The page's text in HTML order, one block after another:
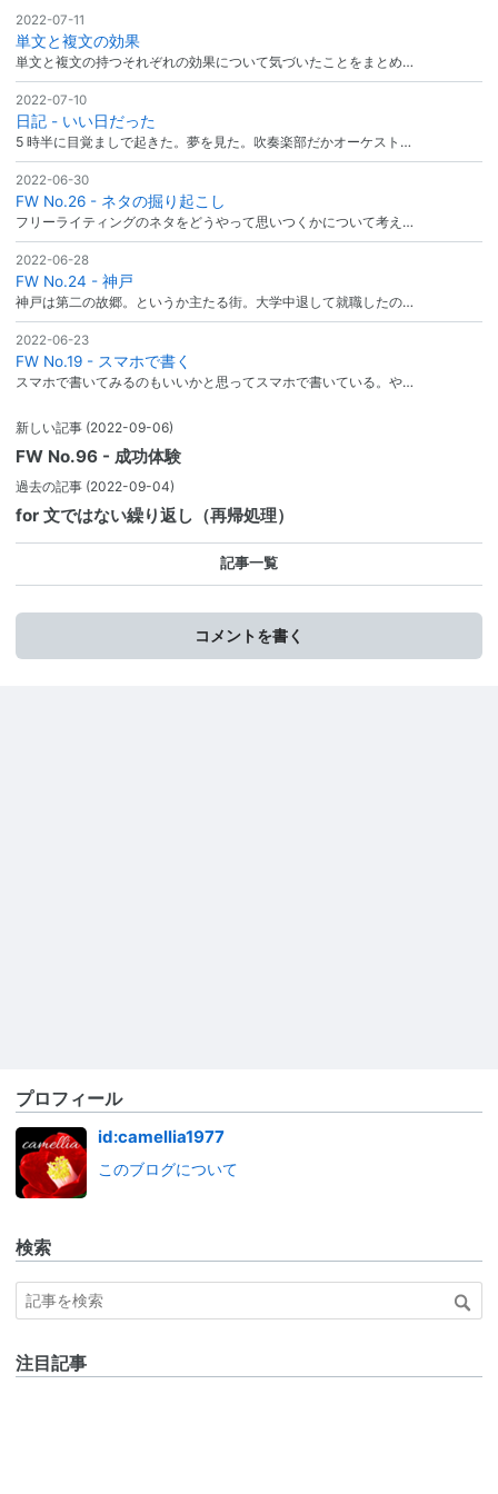
2022-07-11
単文と複文の効果
単文と複文の持つそれぞれの効果について気づいたことをまとめ…
2022-07-10
日記 - いい日だった
5 時半に目覚ましで起きた。夢を見た。吹奏楽部だかオーケスト…
2022-06-30
FW No.26 - ネタの掘り起こし
フリーライティングのネタをどうやって思いつくかについて考え…
2022-06-28
FW No.24 - 神戸
神戸は第二の故郷。というか主たる街。大学中退して就職したの…
2022-06-23
FW No.19 - スマホで書く
スマホで書いてみるのもいいかと思ってスマホで書いている。や…
新しい記事 (2022-09-06)
FW No.96 - 成功体験
過去の記事 (2022-09-04)
for 文ではない繰り返し（再帰処理）
記事一覧
コメントを書く
プロフィール
id:camellia1977
このブログについて
検索
注目記事